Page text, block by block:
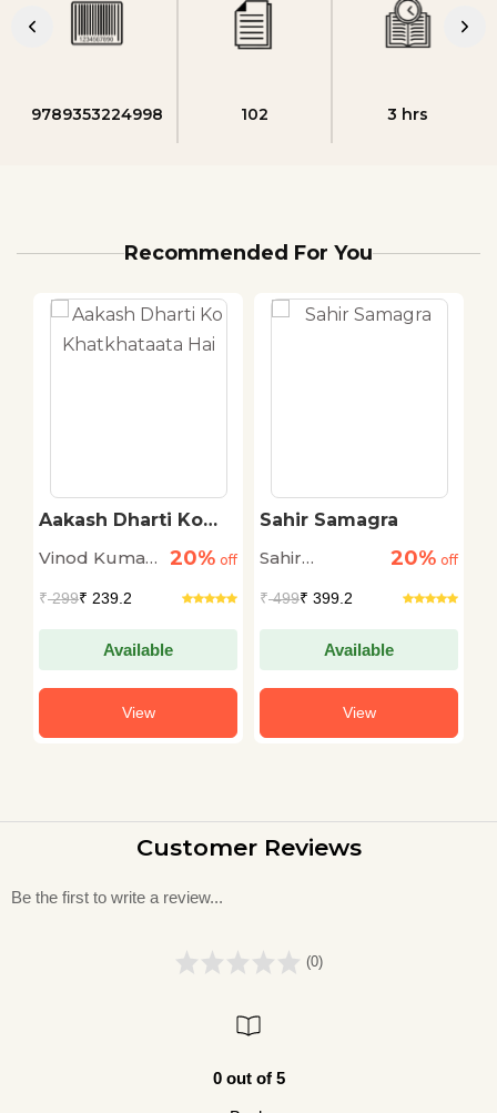
9789353224998 102 3 hrs
Recommended For You
Aakash Dharti Ko
Vinod Kumar
20% off
₹299₹ 239.2
Available
View
Sahir Samagra
Sahir
20% off
₹499₹ 399.2
Available
View
Customer Reviews
Be the first to write a review...
(0)
0 out of 5